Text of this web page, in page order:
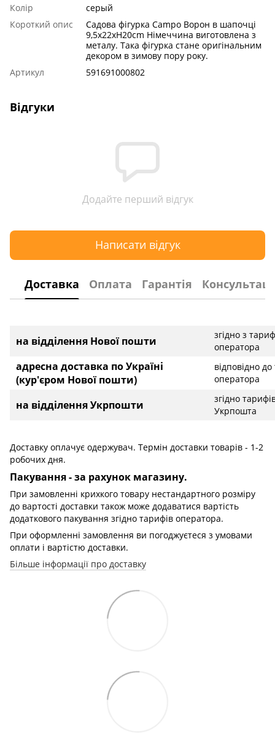
Колір
серый
Короткий опис
Садова фігурка Сampo Ворон в шапочці
9,5x22xH20cm Німеччина виготовлена з
металу. Така фігурка стане оригінальним
декором в зимову пору року.
Артикул
591691000802
Відгуки
Додайте перший відгук
Написати відгук
Доставка Оплата Гарантія
на відділення Нової пошти
згідно з
оператора
адресна доставка по Україні
(кур'єром Нової пошти)
відповідно
оператора
на відділення Укрпошти
згідно
Укрпошта
Доставку оплачує одержувач. Термін доставки товарів - 1-2
робочих дня.
Пакування - за рахунок магазину.
При замовленні крихкого товару нестандартного розміру
до вартості доставки також може додаватися вартість
додаткового пакування згідно тарифів оператора.
При оформленні замовлення ви погоджуєтеся з умовами
оплати і вартістю доставки.
Більше інформації про доставку